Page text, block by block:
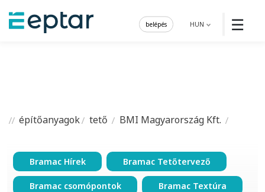
☰
HUN
belépés
építőanyagok tető BMI Magyarország Kft.
Bramac Hírek Bramac Tetőtervező
Bramac csomópontok Bramac Textúra